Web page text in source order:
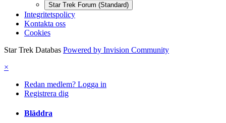
Star Trek Forum (Standard)
Integritetspolicy
Kontakta oss
Cookies
Star Trek Databas Powered by Invision Community
×
Redan medlem? Logga in
Registrera dig
Bläddra